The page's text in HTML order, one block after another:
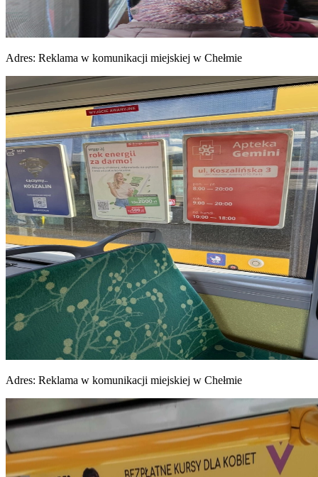
Adres: Reklama w komunikacji miejskiej w Chełmie
Adres: Reklama w komunikacji miejskiej w Chełmie